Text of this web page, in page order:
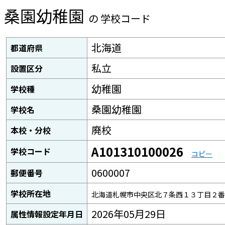
桑園幼稚園 の 学校コード
都道府県 北海道
設置区分 私立
学校種 幼稚園
学校名 桑園幼稚園
本校・分校 廃校
学校コード A101310100026 コピー
郵便番号 0600007
学校所在地 北海道札幌市中央区北７条西１３丁目２
属性情報設定年月日 2026年05月29日